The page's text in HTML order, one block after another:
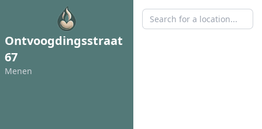
Ontvoogdingsstraat
67
Menen